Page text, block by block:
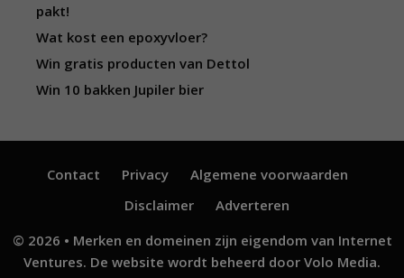
pakt!
Wat kost een epoxyvloer?
Win gratis producten van Dettol
Win 10 bakken Jupiler bier
Contact Privacy
Algemene voorwaarden
Disclaimer
Adverteren
© 2026 • Merken en domeinen zijn eigendom van Internet
Ventures. De website wordt beheerd door Volo Media.